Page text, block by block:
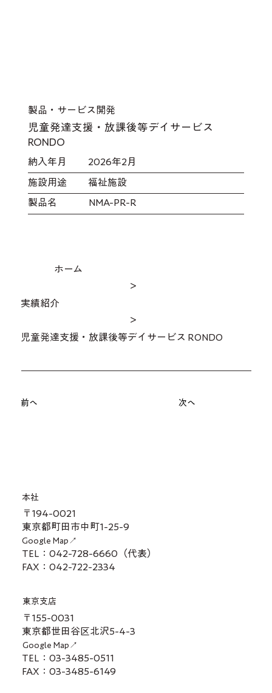
製品・サービス開発
児童発達支援・放課後等デイサービス
RONDO
​納入年月 2026年2月
施設用途 福祉施設
製品名 NMA-PR-R
ホーム
＞
実績紹介
＞
児童発達支援・放課後等デイサービス RONDO
前へ 次へ
本社
〒194-0021
東京都町田市中町1-25-9
Google Map↗
TEL：042-728-6660（代表）
FAX：042-722-2334
東京支店
〒155-0031
東京都世田谷区北沢5-4-3
Google Map↗
TEL：03-3485-0511
FAX：03-3485-6149